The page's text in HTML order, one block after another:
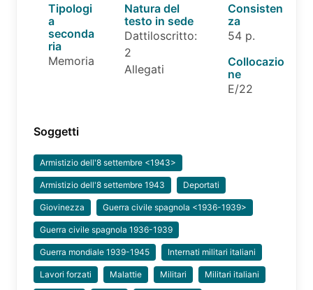
Tipologi
a
seconda
ria
Memoria
Natura del
testo in sede
Dattiloscritto:
2
Allegati
Consisten
za
54 p.
Collocazio
ne
E/22
Soggetti
Armistizio dell'8 settembre <1943>
Armistizio dell'8 settembre 1943 Deportati
Giovinezza Guerra civile spagnola <1936-1939>
Guerra civile spagnola 1936-1939
Guerra mondiale 1939-1945 Internati militari italiani
Lavori forzati Malattie Militari Militari italiani